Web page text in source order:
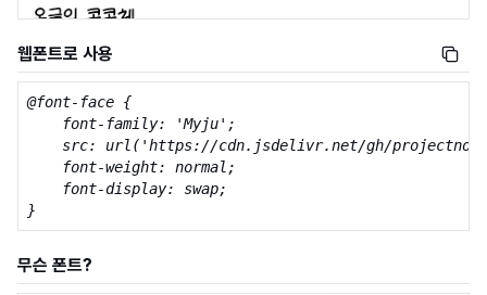
웹폰트로 사용
@font-face {
    font-family: 'Myju';
src: url('https://cdn.jsdelivr.net/gh/
    font-weight: normal;
    font-display: swap;
}
무슨 폰트?